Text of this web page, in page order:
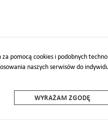
pomocą cookies i podobnych
naszych serwisów do
WYRAŻAM ZGODĘ
PROJEKTY UE DOTACJE